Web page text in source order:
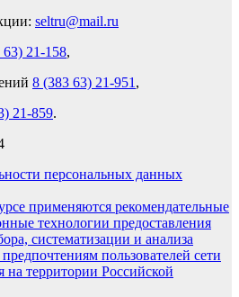
seltru@mail.ru
63) 21-158,
8 (383 63) 21-951 ,
21-859.
персональных данных
применяются рекомендательные
технологии предоставления
систематизации и анализа
пользователей сети
на территории Российской